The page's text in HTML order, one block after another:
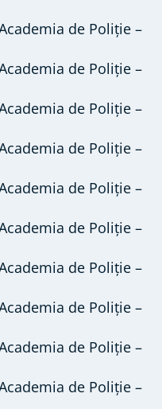
de Poliție –
de Poliție –
de Poliție –
de Poliție –
de Poliție –
de Poliție –
de Poliție –
de Poliție –
de Poliție –
de Poliție –